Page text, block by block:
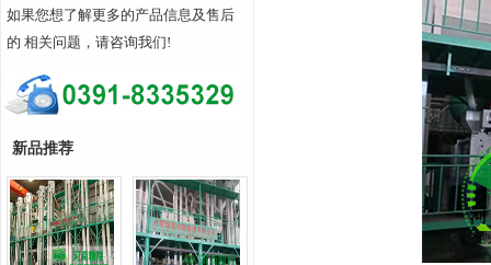
如果您想了解更多的产品信息及售后
的 相关问题，请咨询我们!
新品推荐